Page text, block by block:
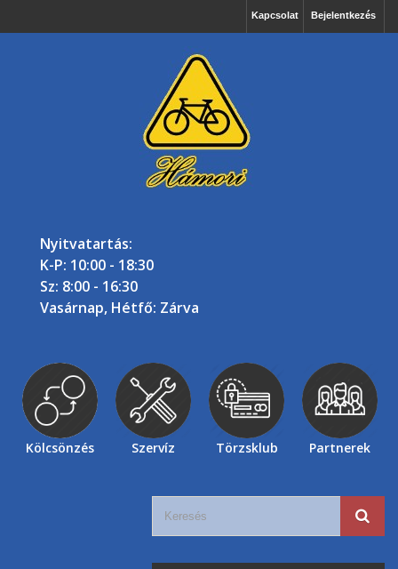
Bejelentkezés
Kapcsolat
Nyitvatartás:
K-P: 10:00 - 18:30
Sz: 8:00 - 16:30
Vasárnap, Hétfő: Zárva
Kölcsönzés Szervíz Törzsklub Partnerek